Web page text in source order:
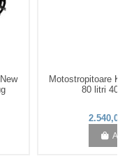
Motostropitoare
80 litri 40
2.540,00